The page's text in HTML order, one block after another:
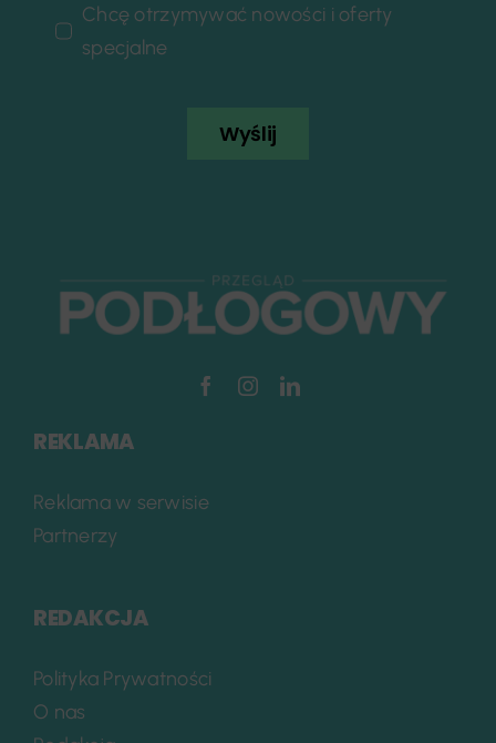
Chcę otrzymywać nowości i oferty
specjalne
Wyślij
REKLAMA
Reklama w serwisie
Partnerzy
REDAKCJA
Polityka Prywatności
O nas